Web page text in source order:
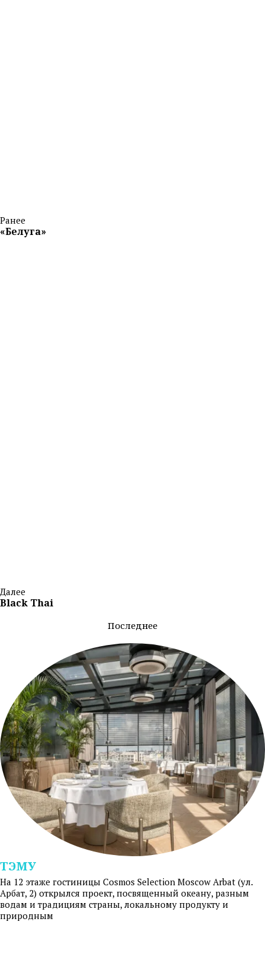
Ранее
«Белуга»
Далее
Black Thai
Последнее
ТЭМУ
На 12 этаже гостиницы Cosmos Selection Moscow Arbat (ул.
Арбат, 2) открылся проект, посвященный океану, разным
водам и традициям страны, локальному продукту и
природным